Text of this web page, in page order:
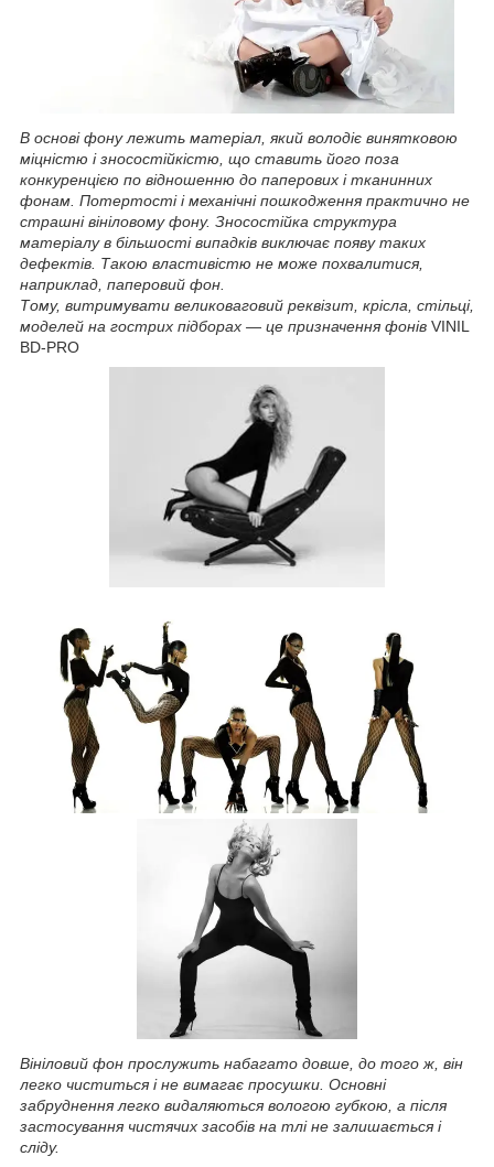
В основі фону лежить матеріал, який володіє винятковою
міцністю і зносостійкістю, що ставить його поза
конкуренцією по відношенню до паперових і тканинних
фонам. Потертості і механічні пошкодження практично не
страшні вініловому фону. Зносостійка структура
матеріалу в більшості випадків виключає появу таких
дефектів. Такою властивістю не може похвалитися,
наприклад, паперовий фон.
Тому, витримувати великоваговий реквізит, крісла, стільці,
моделей на гострих підборах — це призначення фонів VINIL
BD-PRO
Вініловий фон прослужить набагато довше, до того ж, він
легко чиститься і не вимагає просушки. Основні
забруднення легко видаляються вологою губкою, а після
застосування чистячих засобів на тлі не залишається і
сліду.